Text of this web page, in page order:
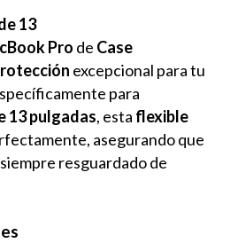
13
Pro de Case
excepcional para tu
para
13 pulgadas, esta flexible
asegurando que
resguardado de